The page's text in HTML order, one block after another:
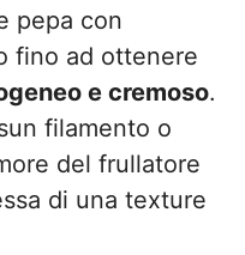
pepa con
fino ad ottenere
e cremoso.
filamento o
del frullatore
di una texture